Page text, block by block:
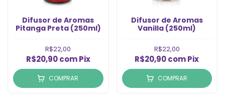
Difusor de Aromas
Pitanga Preta (250ml)
R$22,00
R$20,90com Pix
COMPRAR
Difusor de Aromas
Vanilla (250ml)
R$22,00
R$20,90comPix
COMPRAR